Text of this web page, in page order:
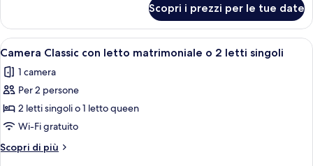
matrimoniale
o
2
letti
singoli
Standard
con
letto
o
2
singoli
Scopri i prezzi per le tue date
Apri
tutte
le
foto
per
Camera
Classic
con
Una camera da letto moderna con
2
Camera Classic con letto matrimoniale o 2 letti singoli
1 camera
Per 2 persone
2 letti singoli o 1 letto queen
Wi-Fi gratuito
Scopri di più
Altri